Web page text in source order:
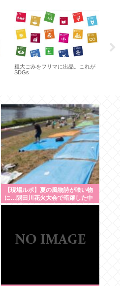
粗大ごみをフリマに出品。これが
SDGs
【現場ルポ】夏の風物詩が喰い物
に…隅田川花火大会で暗躍した中
国人「場所取り転売ヤー」の高笑